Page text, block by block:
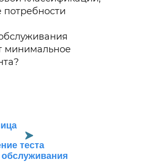
потребности
минимальное
теста